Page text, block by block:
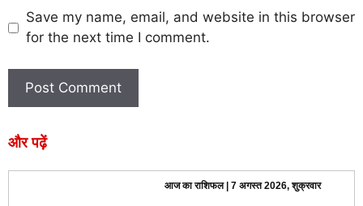
Save my name, email, and website in this browser
for the next time I comment.
और पढ़ें
आज का राशिफल | 7 अगस्त 2026, शुक्रवार